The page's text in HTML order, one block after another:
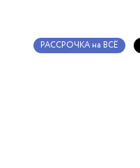
РАССРОЧКА на ВСЁ